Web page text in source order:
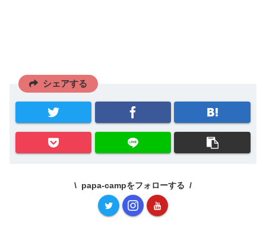
シェアする
papa-campをフォローする